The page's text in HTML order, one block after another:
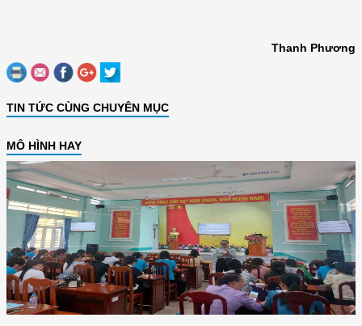
Thanh Phương
TIN TỨC CÙNG CHUYÊN MỤC
MÔ HÌNH HAY